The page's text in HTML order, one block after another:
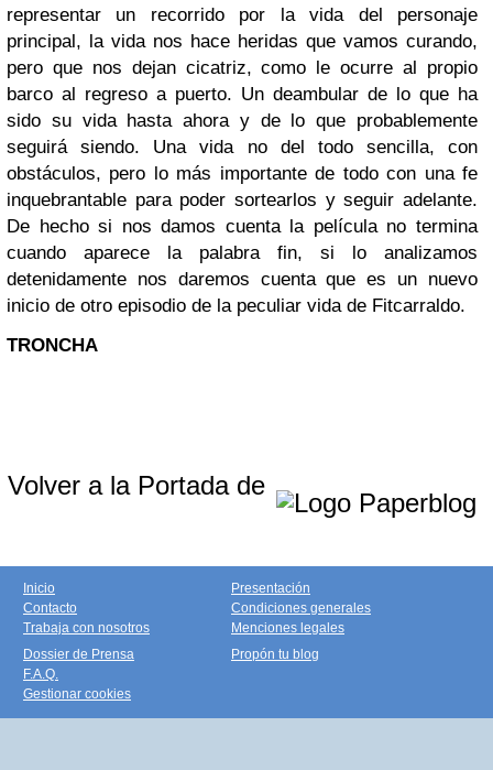
representar un recorrido por la vida del personaje
principal, la vida nos hace heridas que vamos curando,
pero que nos dejan cicatriz, como le ocurre al propio
barco al regreso a puerto. Un deambular de lo que ha
sido su vida hasta ahora y de lo que probablemente
seguirá siendo. Una vida no del todo sencilla, con
obstáculos, pero lo más importante de todo con una fe
inquebrantable para poder sortearlos y seguir adelante.
De hecho si nos damos cuenta la película no termina
cuando aparece la palabra fin, si lo analizamos
detenidamente nos daremos cuenta que es un nuevo
inicio de otro episodio de la peculiar vida de Fitcarraldo.
TRONCHA
Volver a la Portada de
Inicio
Contacto
Trabaja con nosotros
Presentación
Condiciones generales
Menciones legales
Dossier de Prensa
F.A.Q.
Gestionar cookies
Propón tu blog